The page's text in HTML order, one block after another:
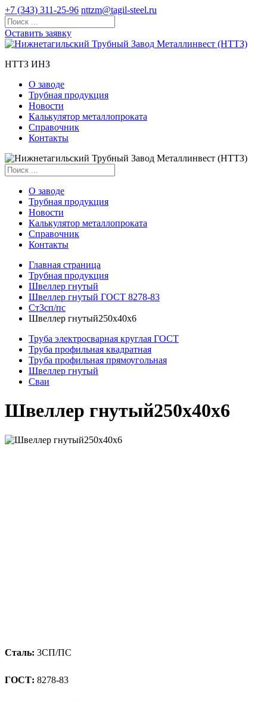
+7 (343) 311-25-96 nttzm@tagil-steel.ru
Оставить заявку
НТТЗ ИНЗ
О заводе
Трубная продукция
Новости
Калькулятор металлопроката
Справочник
Контакты
О заводе
Трубная продукция
Новости
Калькулятор металлопроката
Справочник
Контакты
Главная страница
Трубная продукция
Швеллер гнутый
Швеллер гнутый ГОСТ 8278-83
Ст3сп/пс
Швеллер гнутый250х40х6
Труба электросварная круглая ГОСТ
Труба профильная квадратная
Труба профильная прямоугольная
Швеллер гнутый
Сваи
Швеллер гнутый250х40х6
Сталь: 3СП/ПС
ГОСТ: 8278-83